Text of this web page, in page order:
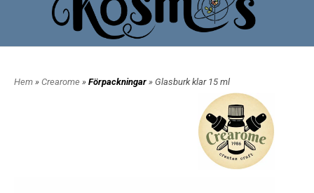
Hem » Crearome » Förpackningar » Glasburk klar 15 ml